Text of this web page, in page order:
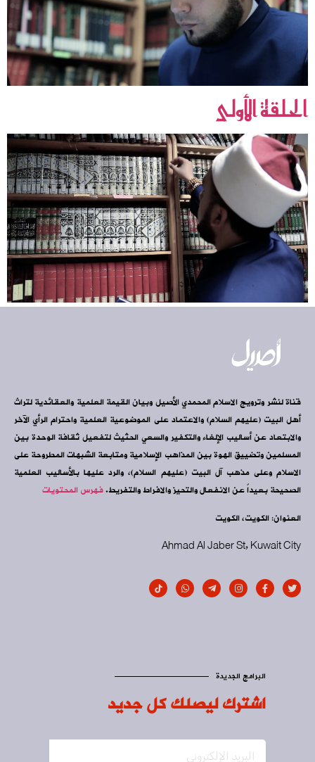
الحلقة الأولى
قناة لنشر وترويج الاسلام المحمدي الأصيل وبيان القيمة العلمية والعقائدية لتراث
أهل البيت (عليهم السلام) والاعتماد على الموضوعية العلمية واحترام الرأي الآخر
والابتعاد عن أساليب الإلغاء والتكفير والسعي الحثيث لتفعيل ثقافة الوحدة بين
المسلمين وتضييق الهوة بين المذاهب الإسلامية ومتابعة الشبهات المطروحة على
الاسلام وعلى مذهب آل البيت (عليهم السلام)، والرد عليها بالأساليب العلمية
الصحيحة بعيداً عن الانفعال والتحيز والافراط والتفريط.فهرس المحتويات
العنوان: الكويت، الكويت
Ahmad Al Jaber St, Kuwait City
البرامج الجديدة
اشترك ليصلك كل جديد